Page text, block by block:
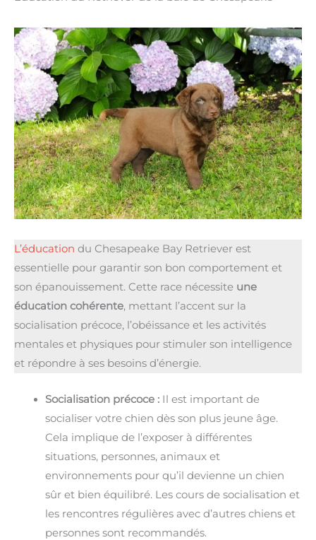
L’éducation du Chesapeake Bay Retriever est
essentielle pour garantir son bon comportement et
son épanouissement. Cette race nécessite une
éducation cohérente, mettant l’accent sur la
socialisation précoce, l’obéissance et les activités
mentales et physiques pour stimuler son intelligence
et répondre à ses besoins d’énergie.
Socialisation précoce :Il est important de
socialiser votre chien dès son plus jeune âge.
Cela implique de l’exposer à différentes
situations, personnes, animaux et
environnements pour qu’il devienne un chien
sûr et bien équilibré. Les cours de socialisation et
les rencontres régulières avec d’autres chiens et
personnes sont recommandés.